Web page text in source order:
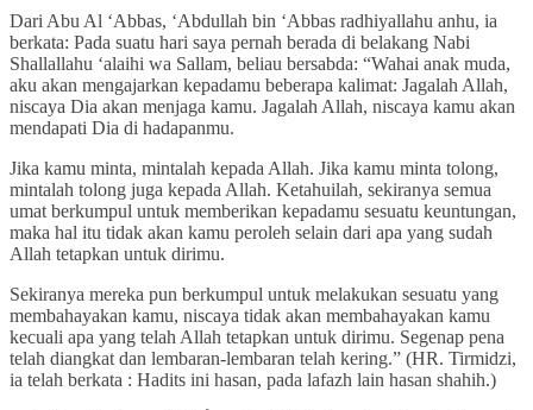
Dari Abu Al ‘Abbas, ‘Abdullah bin ‘Abbas radhiyallahu anhu, ia
berkata: Pada suatu hari saya pernah berada di belakang Nabi
Shallallahu ‘alaihi wa Sallam, beliau bersabda: “Wahai anak muda,
aku akan mengajarkan kepadamu beberapa kalimat: Jagalah Allah,
niscaya Dia akan menjaga kamu. Jagalah Allah, niscaya kamu akan
mendapati Dia di hadapanmu.
Jika kamu minta, mintalah kepada Allah. Jika kamu minta tolong,
mintalah tolong juga kepada Allah. Ketahuilah, sekiranya semua
umat berkumpul untuk memberikan kepadamu sesuatu keuntungan,
maka hal itu tidak akan kamu peroleh selain dari apa yang sudah
Allah tetapkan untuk dirimu.
Sekiranya mereka pun berkumpul untuk melakukan sesuatu yang
membahayakan kamu, niscaya tidak akan membahayakan kamu
kecuali apa yang telah Allah tetapkan untuk dirimu. Segenap pena
telah diangkat dan lembaran-lembaran telah kering.” (HR. Tirmidzi,
ia telah berkata : Hadits ini hasan, pada lafazh lain hasan shahih.)